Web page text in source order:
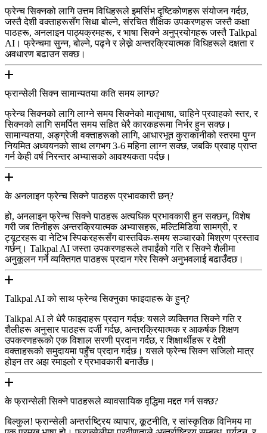
फ्रेन्च सिक्नको लागि उत्तम विधिहरूले इमर्सिभ दृष्टिकोणहरू संयोजन गर्दछ,
जस्तै देशी वक्ताहरूसँग सिधा बोल्ने, संरचित शैक्षिक उपकरणहरू जस्तै कक्षा
पाठहरू, अनलाइन पाठ्यक्रमहरू, र भाषा सिक्ने अनुप्रयोगहरू जस्तै Talkpal
AI। फ्रेन्चमा सुन्न, बोल्ने, पढ्ने र लेख्ने अन्तरक्रियात्मक विधिहरूले दक्षता र
अवधारण बढाउन सक्छ।
फ्रान्सेली सिक्न सामान्यतया कति समय लाग्छ?
फ्रेन्च सिक्नको लागि लाग्ने समय सिक्नेको मातृभाषा, चाहिने प्रवाहको स्तर, र
सिक्नको लागि समर्पित समय सहित धेरै कारकहरूमा निर्भर हुन सक्छ।
सामान्यतया, अङ्ग्रेजी वक्ताहरूको लागि, आधारभूत कुराकानीको स्तरमा पुग्न
नियमित अध्ययनको साथ लगभग 3-6 महिना लाग्न सक्छ, जबकि प्रवाह प्राप्त
गर्न केही वर्ष निरन्तर अभ्यासको आवश्यकता पर्दछ।
के अनलाइन फ्रेन्च सिक्ने पाठहरू प्रभावकारी छन्?
हो, अनलाइन फ्रेन्च सिक्ने पाठहरू अत्यधिक प्रभावकारी हुन सक्छन्, विशेष
गरी जब तिनीहरू अन्तरक्रियात्मक अभ्यासहरू, मल्टिमिडिया सामग्री, र
ट्यूटरहरू वा नेटिभ स्पिकरहरूसँग वास्तविक-समय सञ्चारको मिश्रण प्रस्ताव
गर्छन्। Talkpal AI जस्ता उपकरणहरूले तपाईंको गति र सिक्ने शैलीमा
अनुकूलन गर्ने व्यक्तिगत पाठहरू प्रदान गरेर सिक्ने अनुभवलाई बढाउँदछ।
Talkpal AI को साथ फ्रेन्च सिक्नुका फाइदाहरू के हुन्?
Talkpal AI ले धेरै फाइदाहरू प्रदान गर्दछ: यसले व्यक्तिगत सिक्ने गति र
शैलीहरू अनुसार पाठहरू दर्जी गर्दछ, अन्तरक्रियात्मक र आकर्षक शिक्षण
उपकरणहरूको एक विशाल सरणी प्रदान गर्दछ, र शिक्षार्थीहरू र देशी
वक्ताहरूको समुदायमा पहुँच प्रदान गर्दछ। यसले फ्रेन्च सिक्न सजिलो मात्र
होइन तर अझ रमाइलो र प्रभावकारी बनाउँछ।
के फ्रान्सेली सिक्ने पाठहरूले व्यावसायिक वृद्धिमा मद्दत गर्न सक्छ?
बिल्कुल! फ्रान्सेली अन्तर्राष्ट्रिय व्यापार, कूटनीति, र सांस्कृतिक विनिमय मा